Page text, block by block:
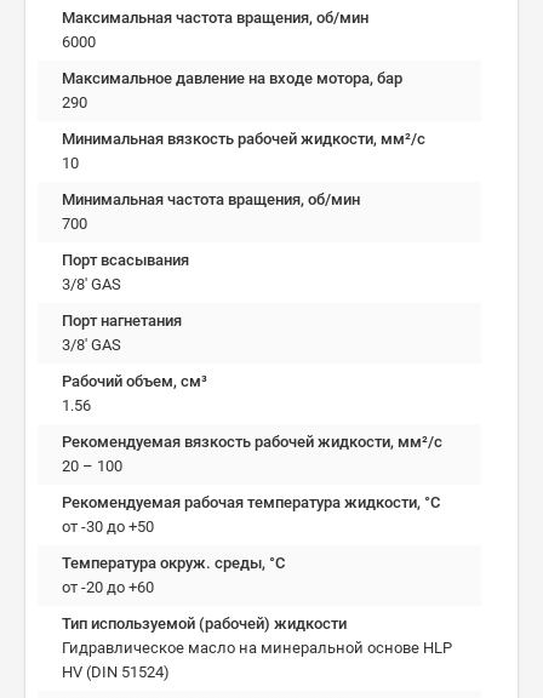
Максимальная частота вращения, об/мин
6000
Максимальное давление на входе мотора, бар
290
Минимальная вязкость рабочей жидкости, мм²/c
10
Минимальная частота вращения, об/мин
700
Порт всасывания
3/8' GAS
Порт нагнетания
3/8' GAS
Рабочий объем, см³
1.56
Рекомендуемая вязкость рабочей жидкости, мм²/с
20 – 100
Рекомендуемая рабочая температура жидкости, °C
от -30 до +50
Температура окруж. среды, °C
от -20 до +60
Тип используемой (рабочей) жидкости
Гидравлическое масло на минеральной основе HLP
HV (DIN 51524)